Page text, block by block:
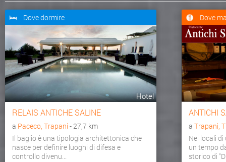
Dove dormire
Hotel
RELAIS ANTICHE SALINE
a Paceco, Trapani - 27,7 km
Il baglio è una tipologia architettonica che
nasce per definire luoghi di difesa e
controllo divenu...
Dove
ANTICHI
a Trapani,
Nei locali
un tempo
storico di